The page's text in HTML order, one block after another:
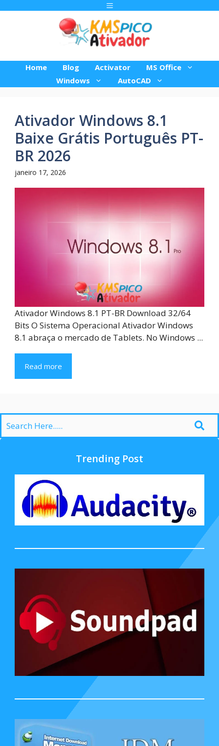
Menu
Home Blog Activator
MS Office
Windows
AutoCAD
Ativador Windows 8.1
Baixe Grátis Português PT-
BR 2026
janeiro 17, 2026
Ativador Windows 8.1 PT-BR Download 32/64
Bits O Sistema Operacional Ativador Windows
8.1 abraça o mercado de Tablets. No Windows ...
Read more
Trending Post